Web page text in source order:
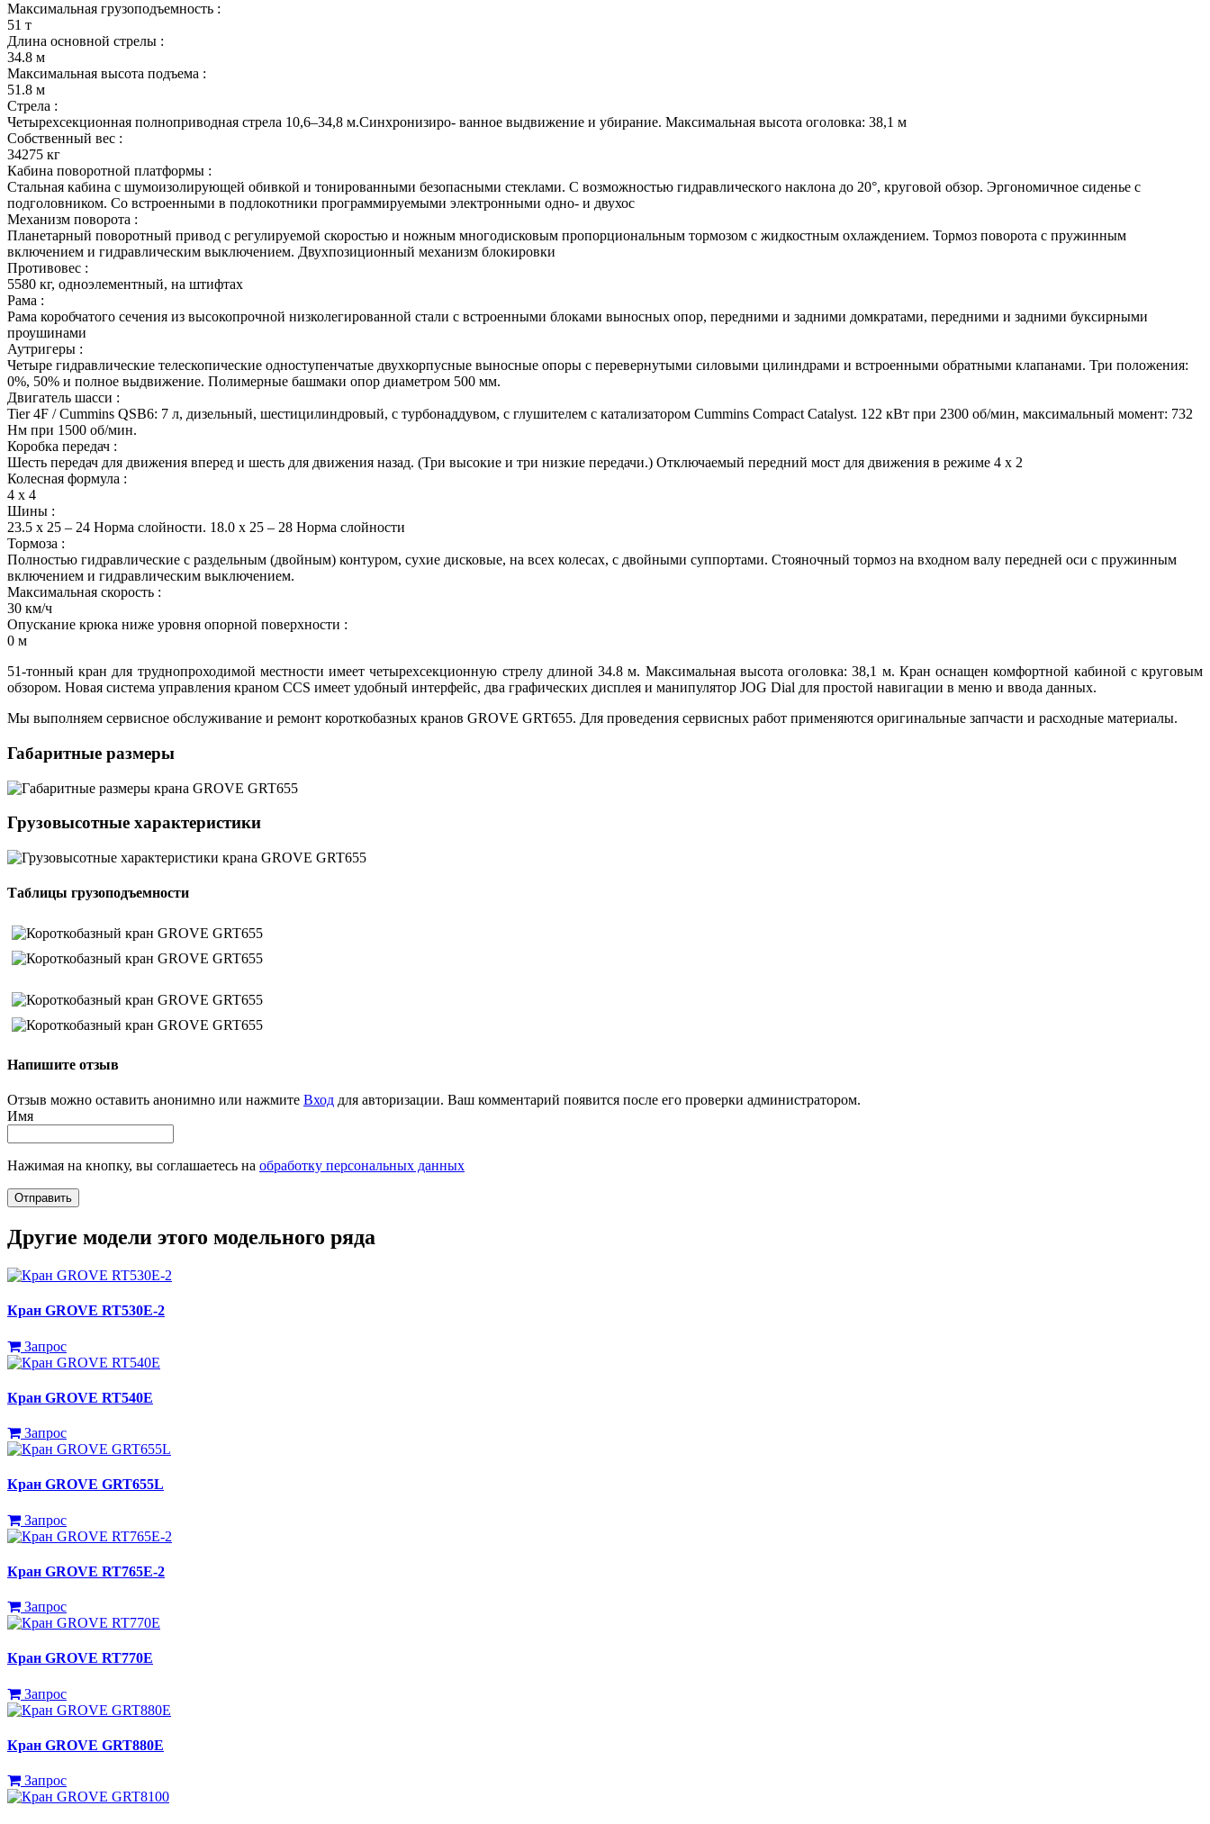
Максимальная грузоподъемность :
51 т
Длина основной стрелы :
34.8 м
Максимальная высота подъема :
51.8 м
Стрела :
Четырехсекционная полноприводная стрела 10,6–34,8 м.Синхронизиро- ванное выдвижение и убирание. Максимальная высота оголовка: 38,1 м
Собственный вес :
34275 кг
Кабина поворотной платформы :
Стальная кабина с шумоизолирующей обивкой и тонированными безопасными стеклами. С возможностью гидравлического наклона до 20°, круговой обзор. Эргономичное сиденье c
подголовником. Со встроенными в подлокотники программируемыми электронными одно- и двухос
Механизм поворота :
Планетарный поворотный привод с регулируемой скоростью и ножным многодисковым пропорциональным тормозом с жидкостным охлаждением. Тормоз поворота с пружинным
включением и гидравлическим выключением. Двухпозиционный механизм блокировки
Противовес :
5580 кг, одноэлементный, на штифтах
Рама :
Рама коробчатого сечения из высокопрочной низколегированной стали с встроенными блоками выносных опор, передними и задними домкратами, передними и задними буксирными
проушинами
Аутригеры :
Четыре гидравлические телескопические одноступенчатые двухкорпусные выносные опоры с перевернутыми силовыми цилиндрами и встроенными обратными клапанами. Три положения:
0%, 50% и полное выдвижение. Полимерные башмаки опор диаметром 500 мм.
Двигатель шасси :
Tier 4F / Cummins QSB6: 7 л, дизельный, шестицилиндровый, с турбонаддувом, с глушителем с катализатором Cummins Compact Catalyst. 122 кВт при 2300 об/мин, максимальный момент: 732
Нм при 1500 об/мин.
Коробка передач :
Шесть передач для движения вперед и шесть для движения назад. (Три высокие и три низкие передачи.) Отключаемый передний мост для движения в режиме 4 х 2
Колесная формула :
4 х 4
Шины :
23.5 x 25 – 24 Норма слойности. 18.0 x 25 – 28 Норма слойности
Тормоза :
Полностью гидравлические с раздельным (двойным) контуром, сухие дисковые, на всех колесах, с двойными суппортами. Стояночный тормоз на входном валу передней оси с пружинным
включением и гидравлическим выключением.
Максимальная скорость :
30 км/ч
Опускание крюка ниже уровня опорной поверхности :
0 м
51-тонный кран для труднопроходимой местности имеет четырехсекционную стрелу длиной 34.8 м. Максимальная высота оголовка: 38,1 м. Кран оснащен комфортной кабиной с круговым
обзором. Новая система управления краном CCS имеет удобный интерфейс, два графических дисплея и манипулятор JOG Dial для простой навигации в меню и ввода данных.
Мы выполняем сервисное обслуживание и ремонт короткобазных кранов GROVE GRT655. Для проведения сервисных работ применяются оригинальные запчасти и расходные материалы.
Габаритные размеры
Грузовысотные характеристики
Таблицы грузоподъемности
Напишите отзыв
Отзыв можно оставить анонимно или нажмите Вход для авторизации. Ваш комментарий появится после его проверки администратором.
Имя
Нажимая на кнопку, вы соглашаетесь на обработку персональных данных
Отправить
Другие модели этого модельного ряда
Кран GROVE RT530E-2
Запрос
Кран GROVE RT540E
Запрос
Кран GROVE GRT655L
Запрос
Кран GROVE RT765E-2
Запрос
Кран GROVE RT770E
Запрос
Кран GROVE GRT880E
Запрос